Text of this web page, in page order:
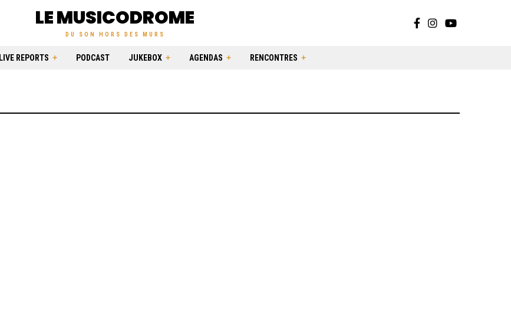
LE MUSICODROME
DU SON HORS DES MURS
LIVE REPORTS PODCAST JUKEBOX AGENDAS RENCONTRES